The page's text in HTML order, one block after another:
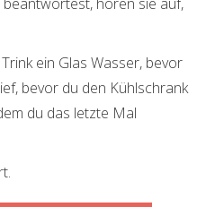
ein Glas Wasser, bevor
bevor du den Kühlschrank
du das letzte Mal